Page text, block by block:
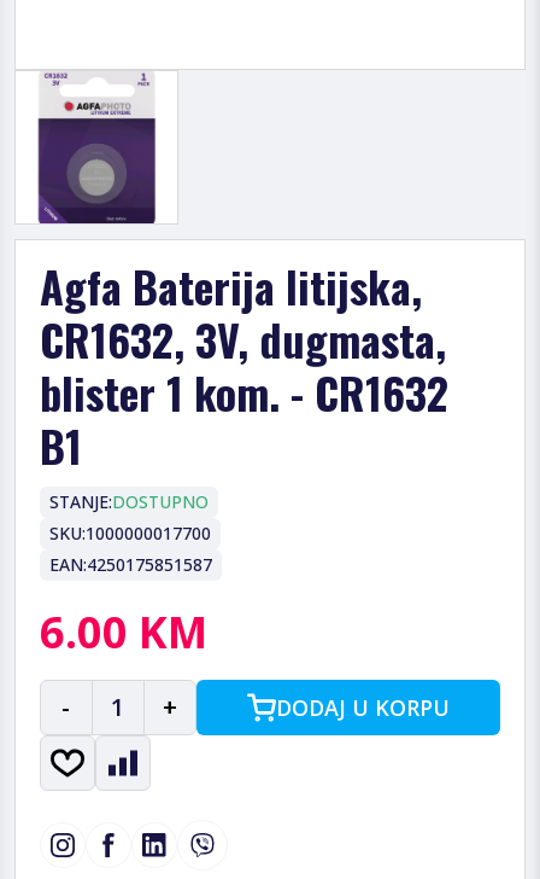
Agfa Baterija litijska,
CR1632, 3V, dugmasta,
blister 1 kom. - CR1632
B1
STANJE:DOSTUPNO
SKU:1000000017700
EAN:4250175851587
6.00 KM
- 1 + DODAJ U KORPU